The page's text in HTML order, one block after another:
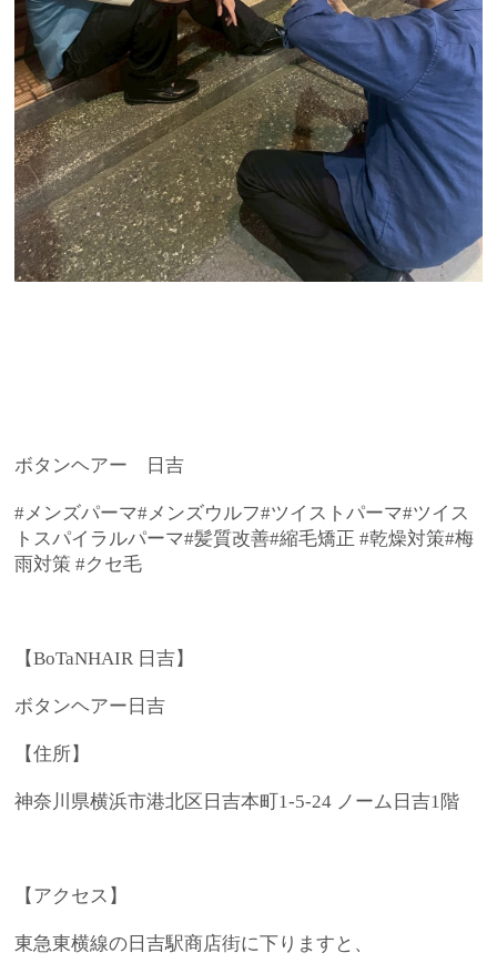
ボタンヘアー 日吉
#メンズパーマ#メンズウルフ#ツイストパーマ#ツイス
トスパイラルパーマ#髪質改善#縮毛矯正 #乾燥対策#梅
雨対策 #クセ毛
【BoTaNHAIR 日吉】
ボタンヘアー日吉
【住所】
神奈川県横浜市港北区日吉本町1-5-24 ノーム日吉1階
【アクセス】
東急東横線の日吉駅商店街に下りますと、